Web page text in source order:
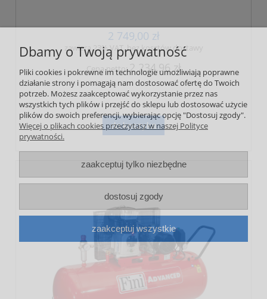
2 749,00 zł
zawiera 23% VAT, bez kosztów dostawy
Cena netto:
2 234,96 zł
do koszyka
Dbamy o Twoją prywatność
Pliki cookies i pokrewne im technologie umożliwiają poprawne
działanie strony i pomagają nam dostosować ofertę do Twoich
potrzeb. Możesz zaakceptować wykorzystanie przez nas
wszystkich tych plików i przejść do sklepu lub dostosować użycie
plików do swoich preferencji, wybierając opcję "Dostosuj zgody".
Więcej o plikach cookies przeczytasz w naszej Polityce
prywatności.
zaakceptuj tylko niezbędne
dostosuj zgody
zaakceptuj wszystkie